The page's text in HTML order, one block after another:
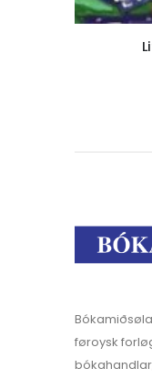
føroysk